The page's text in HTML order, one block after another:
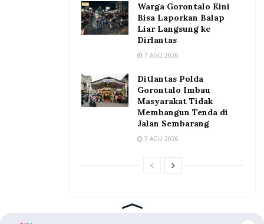
Warga Gorontalo Kini
Bisa Laporkan Balap
Liar Langsung ke
Dirlantas
7 AGU 2026
Ditlantas Polda
Gorontalo Imbau
Masyarakat Tidak
Membangun Tenda di
Jalan Sembarang
7 AGU 2026